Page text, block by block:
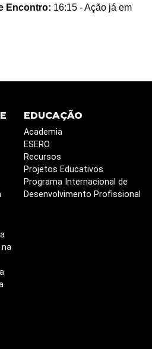
Encontro: 16:15 - Ação já em
EDUCAÇÃO
Academia
ESERO
Recursos
Projetos Educativos
Programa Internacional de
Desenvolvimento Profissional
na